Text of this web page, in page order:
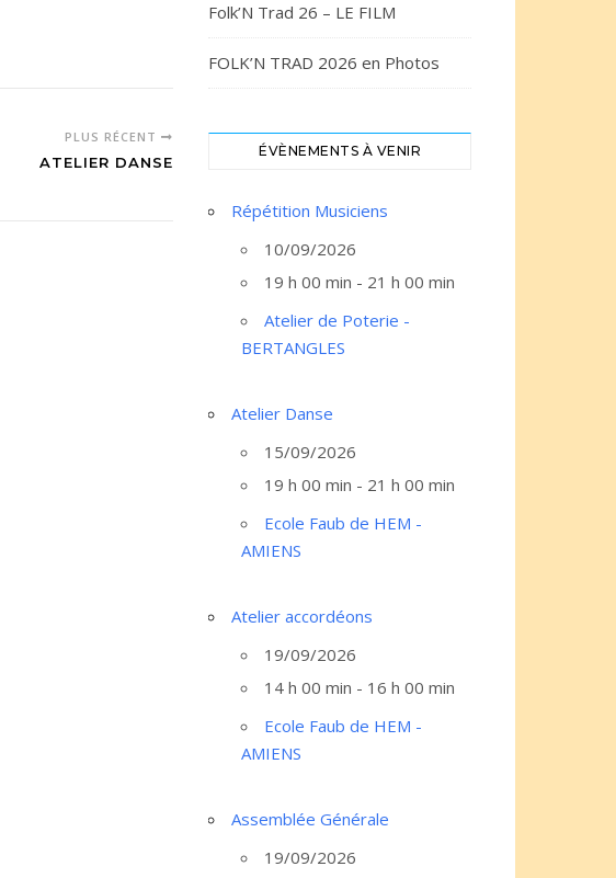
PLUS RÉCENT
ATELIER DANSE
Folk’N Trad 26 – LE FILM
FOLK’N TRAD 2026 en Photos
ÉVÈNEMENTS À VENIR
Répétition Musiciens
10/09/2026
19 h 00 min - 21 h 00 min
Atelier de Poterie -
BERTANGLES
Atelier Danse
15/09/2026
19 h 00 min - 21 h 00 min
Ecole Faub de HEM -
AMIENS
Atelier accordéons
19/09/2026
14 h 00 min - 16 h 00 min
Ecole Faub de HEM -
AMIENS
Assemblée Générale
19/09/2026